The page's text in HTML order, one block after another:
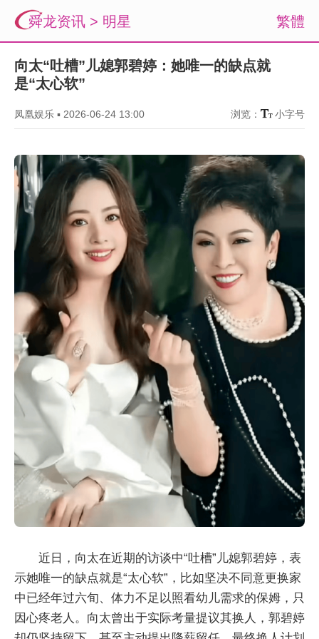
繁體
舜龙资讯 > 明星
向太“吐槽”儿媳郭碧婷：她唯一的缺点就
是“太心软”
凤凰娱乐 ▪ 2026-06-24 13:00 浏览： 小字号
近日，向太在近期的访谈中“吐槽”儿媳郭碧婷，表
示她唯一的缺点就是“太心软”，比如坚决不同意更换家
中已经年过六旬、体力不足以照看幼儿需求的保姆，只
因心疼老人。向太曾出于实际考量提议其换人，郭碧婷